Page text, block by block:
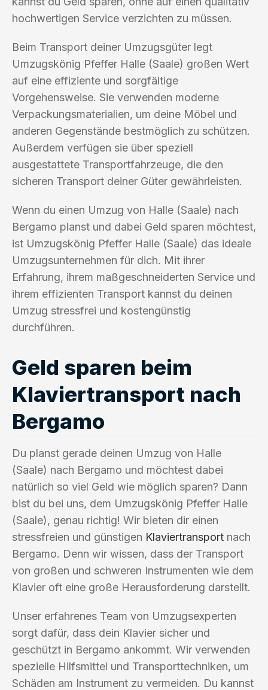
hochwertigen Service verzichten zu müssen.
Beim Transport deiner Umzugsgüter legt
Umzugskönig Pfeffer Halle (Saale) großen Wert
auf eine effiziente und sorgfältige
Vorgehensweise. Sie verwenden moderne
Verpackungsmaterialien, um deine Möbel und
anderen Gegenstände bestmöglich zu schützen.
Außerdem verfügen sie über speziell
ausgestattete Transportfahrzeuge, die den
sicheren Transport deiner Güter gewährleisten.
Wenn du einen Umzug von Halle (Saale) nach
Bergamo planst und dabei Geld sparen möchtest,
ist Umzugskönig Pfeffer Halle (Saale) das ideale
Umzugsunternehmen für dich. Mit ihrer
Erfahrung, ihrem maßgeschneiderten Service und
ihrem effizienten Transport kannst du deinen
Umzug stressfrei und kostengünstig
durchführen.
Geld sparen beim
Klaviertransport nach
Bergamo
Du planst gerade deinen Umzug von Halle
(Saale) nach Bergamo und möchtest dabei
natürlich so viel Geld wie möglich sparen? Dann
bist du bei uns, dem Umzugskönig Pfeffer Halle
(Saale), genau richtig! Wir bieten dir einen
stressfreien und günstigen Klaviertransport nach
Bergamo. Denn wir wissen, dass der Transport
von großen und schweren Instrumenten wie dem
Klavier oft eine große Herausforderung darstellt.
Unser erfahrenes Team von Umzugsexperten
sorgt dafür, dass dein Klavier sicher und
geschützt in Bergamo ankommt. Wir verwenden
spezielle Hilfsmittel und Transporttechniken, um
Schäden am Instrument zu vermeiden. Du kannst